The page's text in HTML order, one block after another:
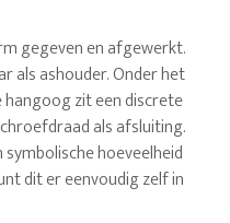
gegeven en afgewerkt.
als ashouder. Onder het
zit een discrete
als afsluiting.
symbolische hoeveelheid
dit er eenvoudig zelf in